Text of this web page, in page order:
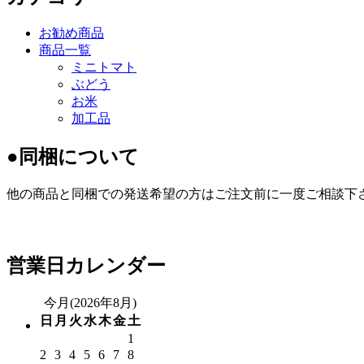
お勧め商品
商品一覧
ミニトマト
ぶどう
お米
加工品
●同梱について
他の商品と同梱での発送希望の方はご注文前に一度ご相談下
営業日カレンダー
今月(2026年8月)
日 月 火 水木金土
1
2
3 4 5 6 7 8